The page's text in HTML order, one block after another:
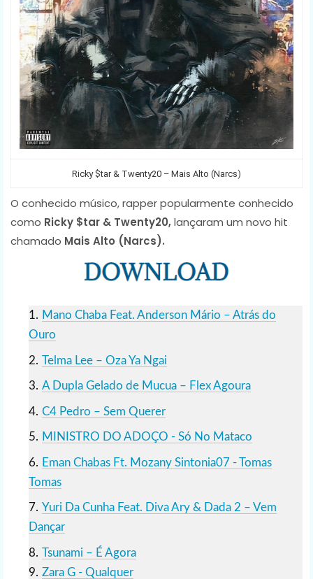
Ricky $tar & Twenty20 – Mais Alto (Narcs)
O conhecido músico, rapper popularmente conhecido
como Ricky $tar & Twenty20,lançaram um novo hit
chamado Mais Alto (Narcs).
Mano Chaba Feat. Anderson Mário – Atrás do
Ouro
Telma Lee – Oza Ya Ngai
A Dupla Gelado de Mucua – Flex Agoura
C4 Pedro – Sem Querer
MINISTRO DO ADOÇO - Só No Mataco
Eman Chabas Ft. Mozany Sintonia07 - Tomas
Tomas
Yuri Da Cunha Feat. Diva Ary & Dada 2 – Vem
Dançar
Tsunami – É Agora
Zara G - Qualquer